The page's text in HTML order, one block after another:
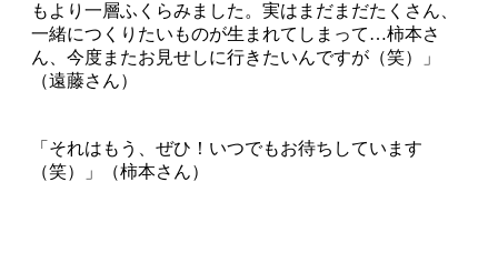
もより一層ふくらみました。実はまだまだたくさん、
一緒につくりたいものが生まれてしまって…柿本さ
ん、今度またお見せしに行きたいんですが（笑）」
（遠藤さん）
「それはもう、ぜひ！いつでもお待ちしています
（笑）」（柿本さん）